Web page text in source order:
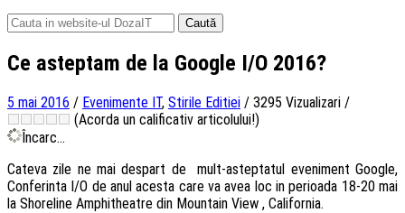
Caută
după:
Ce asteptam de la Google I/O 2016?
5 mai 2016 / Evenimente IT, Stirile Editiei / 3295 Vizualizari /
(Acorda un calificativ articolului!)
Încarc...
Cateva zile ne mai despart de mult-asteptatul eveniment Google,
Conferinta I/O de anul acesta care va avea loc in perioada 18-20 mai
la Shoreline Amphitheatre din Mountain View , California.